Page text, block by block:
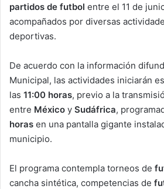
partidos de futbol entre el 11 de
acompañados por diversas
deportivas.
De acuerdo con la información
Municipal, las actividades iniciarán
las 11:00 horas, previo a la
entre México y Sudáfrica,
horas en una pantalla gigante
municipio.
El programa contempla torneos de
cancha sintética, competencias de